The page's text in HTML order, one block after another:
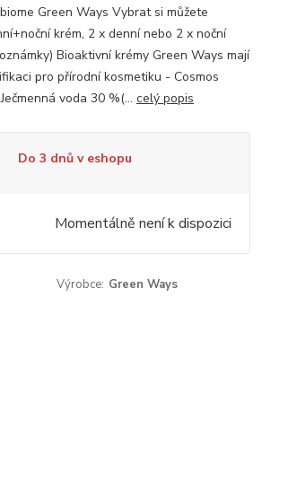
Green Ways Vybrat si můžete
krém, 2 x denní nebo 2 x noční
Bioaktivní krémy Green Ways mají
pro přírodní kosmetiku - Cosmos
voda 30 %(... celý popis
Do 3 dnů v eshopu
Momentálně není k dispozici
Výrobce: Green Ways